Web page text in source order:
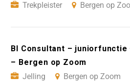
Trekpleister
Bergen op
BI Consultant – juniorfunctie
– Bergen op Zoom
Jelling
Bergen op Zoom